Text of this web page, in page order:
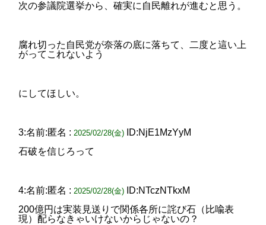
次の参議院選挙から、確実に自民離れが進むと思う。
腐れ切った自民党が奈落の底に落ちて、二度と這い上
がってこれないよう
にしてほしい。
3:名前:匿名 : 2025/02/28(金)
ID:NjE1MzYyM
石破を信じろって
4:名前:匿名 : 2025/02/28(金)
ID:NTczNTkxM
200億円は実装見送りで関係各所に詫び石（比喩表
現）配らなきゃいけないからじゃないの？